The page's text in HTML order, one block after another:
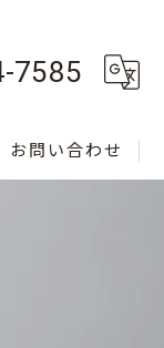
7585
お問い合わせ